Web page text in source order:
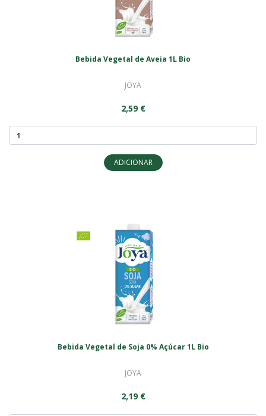
Bebida Vegetal de Aveia 1L Bio
JOYA
2,59 €
ADICIONAR
Bebida Vegetal de Soja 0% Açúcar 1L Bio
JOYA
2,19 €